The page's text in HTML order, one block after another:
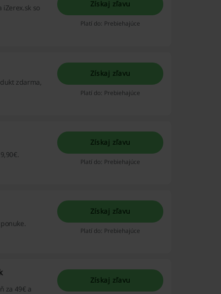
so
Získaj zľavu
Platí do: Prebiehajúce
zdarma,
Získaj zľavu
Platí do: Prebiehajúce
Získaj zľavu
Platí do: Prebiehajúce
Získaj zľavu
Platí do: Prebiehajúce
za 49€ a
Získaj zľavu